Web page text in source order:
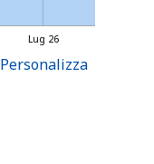
Lug 26
Personalizza